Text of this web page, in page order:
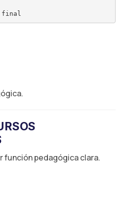
función pedagógica clara.